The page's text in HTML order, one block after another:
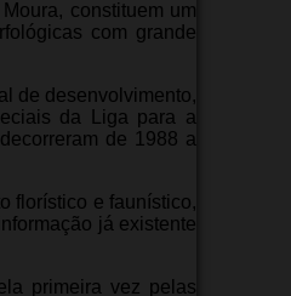
constituem um
com grande
de desenvolvimento,
da Liga para a
de 1988 a
florístico e faunístico,
já existente
primeira vez pelas